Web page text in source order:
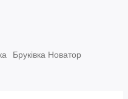
Бруківка Новатор